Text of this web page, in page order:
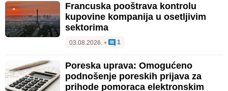
Francuska pooštrava kontrolu
kupovine kompanija u osetljivim
sektorima
03.08.2026. • 1
Poreska uprava: Omogućeno
podnošenje poreskih prijava za
prihode pomoraca elektronskim